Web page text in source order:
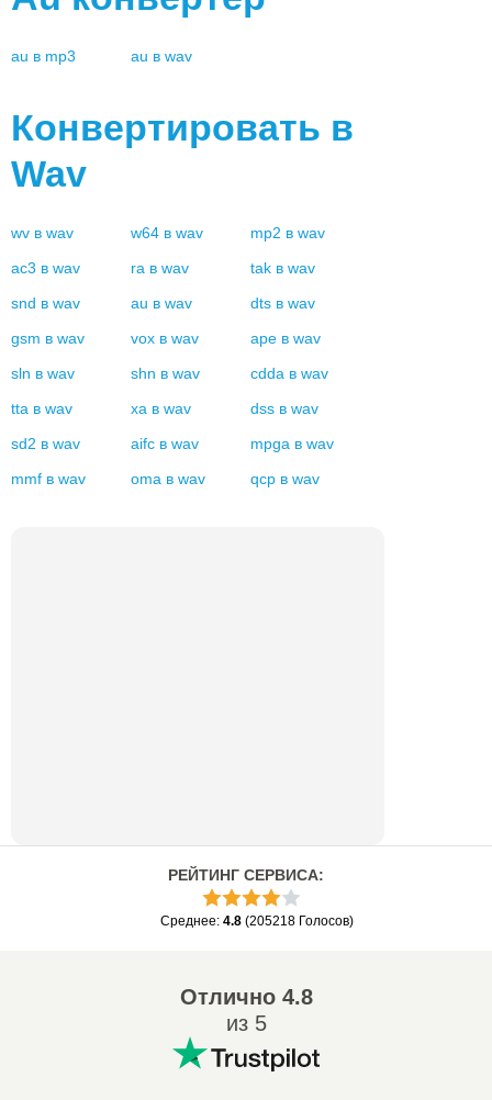
au в mp3 au в wav
Конвертировать в
Wav
wv в wav w64 в wav mp2 в wav
ac3 в wav ra в wav tak в wav
snd в wav au в wav dts в wav
gsm в wav vox в wav ape в wav
sln в wav shn в wav cdda в wav
tta в wav xa в wav dss в wav
sd2 в wav aifc в wav mpga в wav
mmf в wav oma в wav qcp в wav
РЕЙТИНГ СЕРВИСА:
Среднее: 4.8 (205218 Голосов)
Отлично4.8
из 5